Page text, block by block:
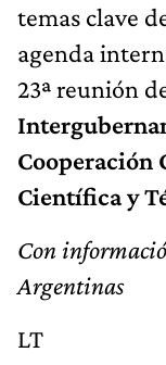
temas clave
agenda
23ª reunión
Cooperación
Científica y
Con
Argentinas
LT